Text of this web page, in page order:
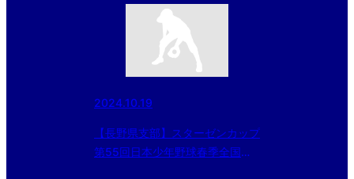
選 準決勝会場変更
2024.10.19
【長野県支部】スターゼンカップ
第55回日本少年野球春季全国大